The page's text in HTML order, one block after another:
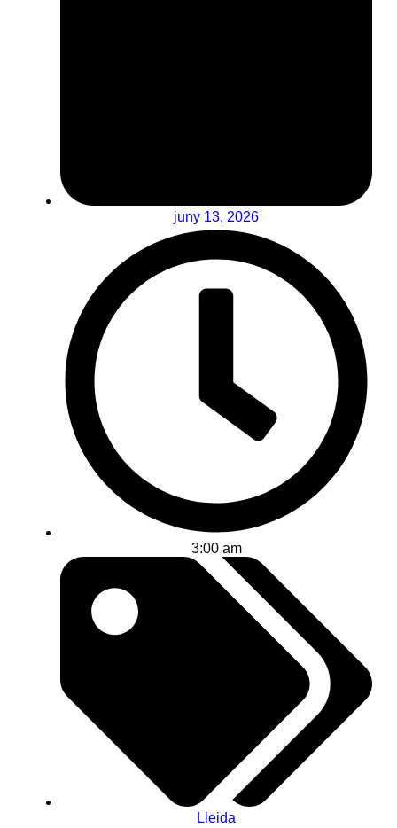
juny 13, 2026
3:00 am
Lleida